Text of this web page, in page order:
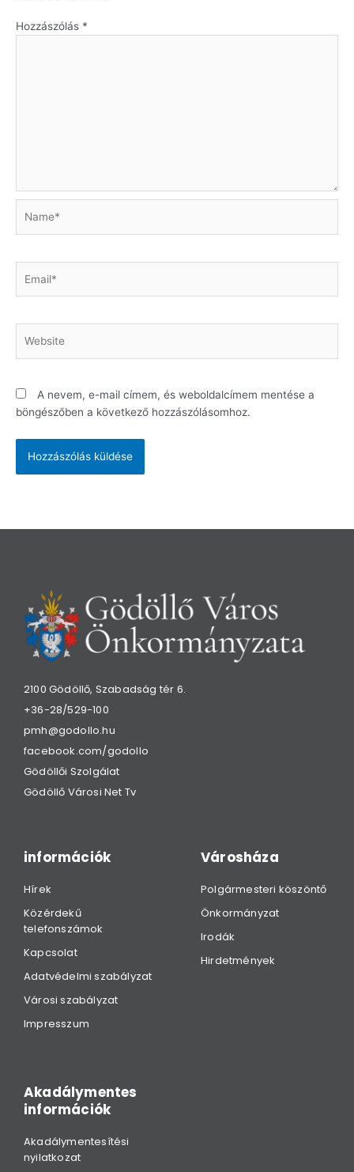
Hozzászólás *
A nevem, e-mail címem, és weboldalcímem mentése a
böngészőben a következő hozzászólásomhoz.
2100 Gödöllő, Szabadság tér 6.
+36-28/529-100
pmh@godollo.hu
facebook.com/godollo
Gödöllői Szolgálat
Gödöllő Városi Net Tv
információk
Hírek
Közérdekű
telefonszámok
Kapcsolat
Adatvédelmi szabályzat
Városi szabályzat
Impresszum
Városháza
Polgármesteri köszöntő
Önkormányzat
Irodák
Hirdetmények
Akadálymentes
információk
Akadálymentesítési
nyilatkozat